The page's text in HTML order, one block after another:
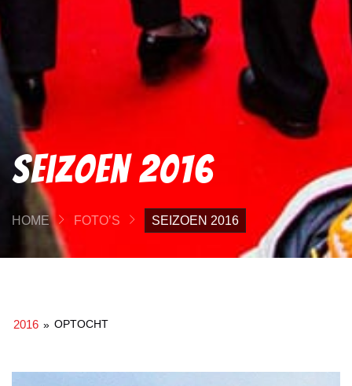
Seizoen 2016
HOME FOTO’S SEIZOEN 2016
2016 » OPTOCHT